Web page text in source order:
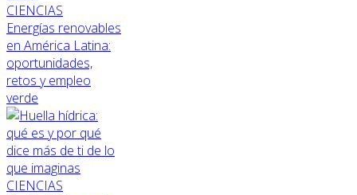
CIENCIAS
Energías renovables
en América Latina:
oportunidades,
retos y empleo
verde
CIENCIAS